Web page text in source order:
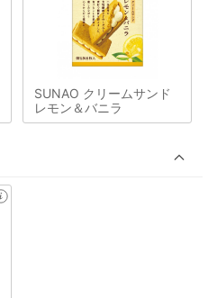
SUNAO クリームサンド
レモン＆バニラ